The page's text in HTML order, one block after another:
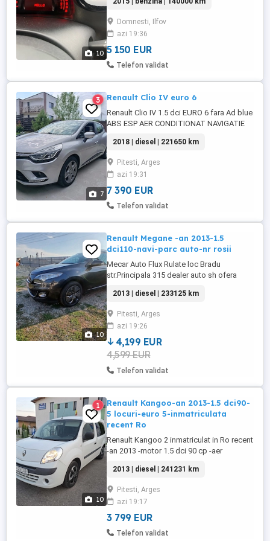
10
Domnesti, Ilfov
azi 19:36
5 150 EUR
Telefon validat
7
3 Renault Clio IV euro 6
Renault Clio IV 1.5 dci EURO 6 fara Ad blue
ABS ESP AER CONDITIONAT NAVIGATIE
Oglinzi electrice încălzite Proiectoare
ceata Volan piele+comenzi Pilot
automat+limitator viteza Sistem start stop
Geamuri electrice fata Senzori parcare
spate Senzori presiune ...
2018 | diesel | 221650 km
Pitesti, Arges
azi 19:31
7 390 EUR
Telefon validat
10
Renault Megane -an 2013-1.5
dci110-navi-parc auto-nr rosii
Mecar Auto Flux Rulate loc Bradu
str.Principala 315 dealer auto sh ofera
buletinul prin Tbi in doar 20 minute: -
Renault Megane 3 an 2013 -1.5 Dci 110 cp
-6+1 trepte -navigatie -dublu climatronic -
jante R16 cu anvelope vara noi -cotiera
fata-spate -keyless go -keyless ...
2013 | diesel | 233125 km
Pitesti, Arges
azi 19:26
4,199 EUR
4,599 EUR
Telefon validat
10
1
Renault Kangoo-an 2013-1.5 dci90-
5 locuri-euro 5-inmatriculata
recent Ro
Renault Kangoo 2 inmatriculat in Ro recent
-an 2013 -motor 1.5 dci 90 cp -aer
geamuri negre omologate -revizie recenra
de 2000 km inclusiv kit distributie -
geamuri electrice fata -geamuri batante
spate -volan piele -inchidere centralizata -
servodirectie -radio ...
2013 | diesel | 241231 km
Pitesti, Arges
azi 19:17
3 799 EUR
Telefon validat